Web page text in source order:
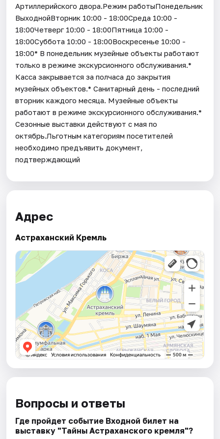
Артиллерийского двора.Режим работыПонедельник
ВыходнойВторник 10:00 - 18:00Среда 10:00 -
18:00Четверг 10:00 - 18:00Пятница 10:00 -
18:00Суббота 10:00 - 18:00Воскресенье 10:00 -
18:00* В понедельник музейные объекты работают
только в режиме экскурсионного обслуживания.*
Касса закрывается за полчаса до закрытия
музейных объектов.* Санитарный день - последний
вторник каждого месяца. Музейные объекты
работают в режиме экскурсионного обслуживания.*
Cезонные выставки действуют с мая по
октябрь.Льготным категориям посетителей
необходимо предъявить документ,
подтверждающий
Адрес
Астраханский Кремль
Вопросы и ответы
Где пройдет событие Входной билет на
выставку "Тайны Астраханского кремля"?